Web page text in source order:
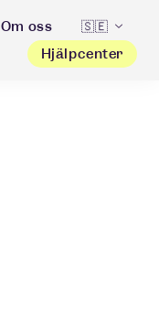
Om oss
🇸🇪
Hjälpcenter